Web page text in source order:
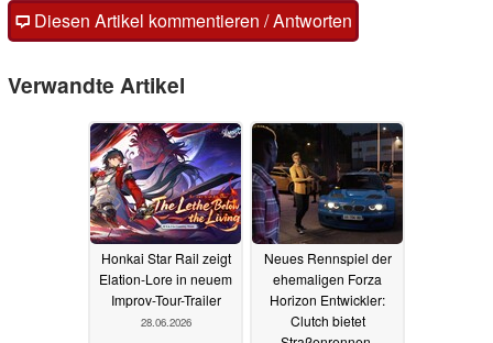
Diesen Artikel kommentieren / Antworten
Verwandte Artikel
Honkai Star Rail zeigt
Elation-Lore in neuem
Improv-Tour-Trailer
28.06.2026
Neues Rennspiel der
ehemaligen Forza
Horizon Entwickler:
Clutch bietet